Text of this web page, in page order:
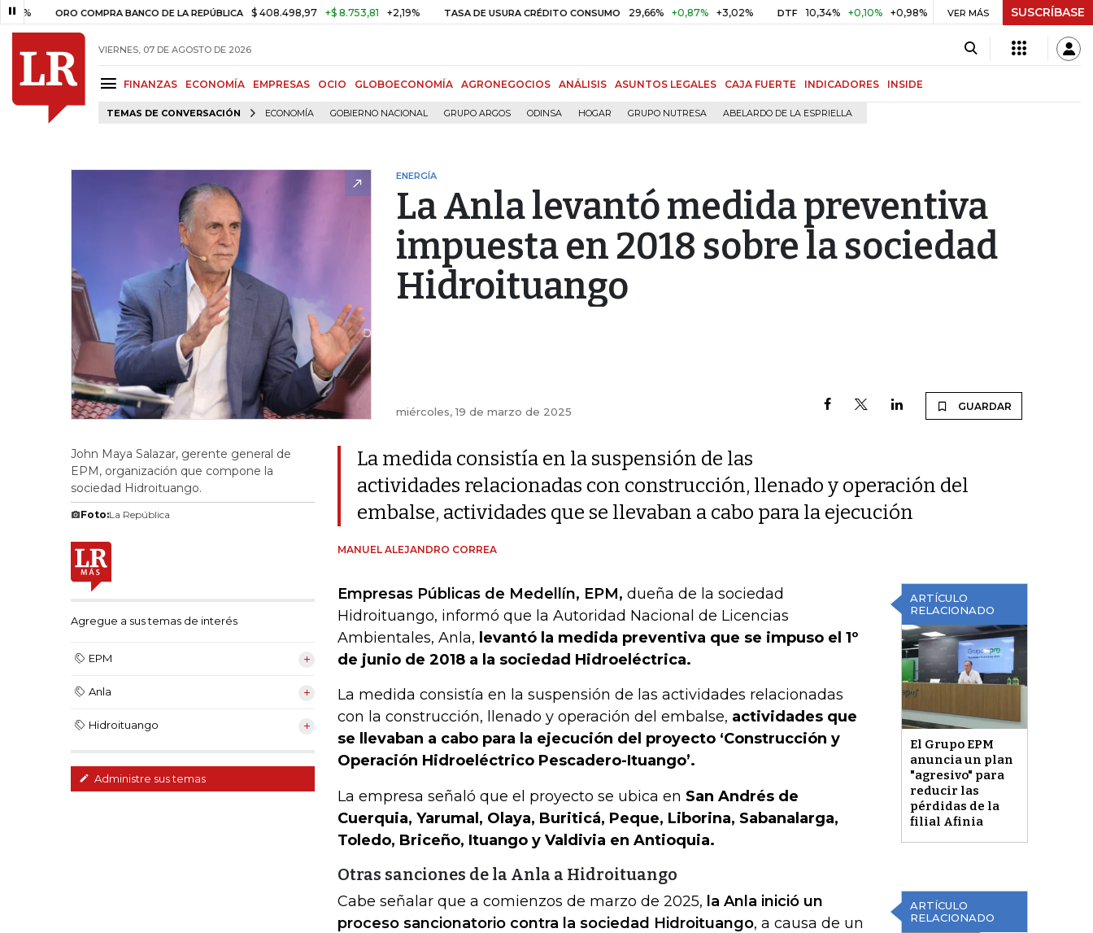
ORO COMPRA BANCO DE LA REPÚBLICA $ 408.498,97 +$ 8.753,81 +2,19% TASA DE USURA CRÉDITO CONSUMO 29,66% +0,87% +3,02% DTF 10,34% +0,10% +0,98% UVR $ 416,91 +$ 0,05 +0,01%
VER MÁS SUSCRÍBASE
VIERNES, 07 DE AGOSTO DE 2026
FINANZAS ECONOMÍA EMPRESAS OCIO GLOBOECONOMÍA AGRONEGOCIOS ANÁLISIS ASUNTOS LEGALES CAJA FUERTE INDICADORES INSIDE
TEMAS DE CONVERSACIÓN ECONOMÍA GOBIERNO NACIONAL GRUPO ARGOS ODINSA HOGAR GRUPO NUTRESA ABELARDO DE LA ESPRIELLA
ENERGÍA
La Anla levantó medida preventiva
impuesta en 2018 sobre la sociedad
Hidroituango
miércoles, 19 de marzo de 2025 GUARDAR
John Maya Salazar, gerente general de
EPM, organización que compone la
sociedad Hidroituango.
Foto:La República
Agregue a sus temas de interés
EPM
Anla
Hidroituango
Administre sus temas
La medida consistía en la suspensión de las
actividades relacionadas con construcción, llenado y operación del
embalse, actividades que se llevaban a cabo para la ejecución
MANUEL ALEJANDRO CORREA
ARTÍCULO
RELACIONADO
El Grupo EPM
anuncia un plan
"agresivo" para
reducir las
pérdidas de la
filial Afinia
Empresas Públicas de Medellín, EPM, dueña de la sociedad
Hidroituango, informó que la Autoridad Nacional de Licencias
Ambientales, Anla, levantó la medida preventiva que se impuso el 1º
de junio de 2018 a la sociedad Hidroeléctrica.
La medida consistía en la suspensión de las actividades relacionadas
con la construcción, llenado y operación del embalse, actividades que
se llevaban a cabo para la ejecución del proyecto ‘Construcción y
Operación Hidroeléctrico Pescadero-Ituango’.
La empresa señaló que el proyecto se ubica en San Andrés de
Cuerquia, Yarumal, Olaya, Buriticá, Peque, Liborina, Sabanalarga,
Toledo, Briceño, Ituango y Valdivia en Antioquia.
Otras sanciones de la Anla a Hidroituango
ARTÍCULO
RELACIONADO
Cabe señalar que a comienzos de marzo de 2025, la Anla inició un
proceso sancionatorio contra la sociedad Hidroituango, a causa de un